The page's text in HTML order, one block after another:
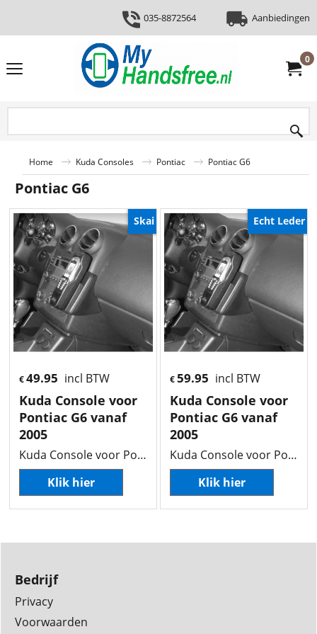
035-8872564 Aanbiedingen
0
Home Kuda Consoles Pontiac Pontiac G6
Pontiac G6
Skai
€49.95 incl BTW
Kuda Console voor
Pontiac G6 vanaf
2005
Kuda Console voor Pontiac G6 vanaf 2005
Klik hier
Echt Leder
€59.95 incl BTW
Kuda Console voor
Pontiac G6 vanaf
2005
Kuda Console voor Pontiac G6 vanaf 2005
Klik hier
Bedrijf
Privacy
Voorwaarden